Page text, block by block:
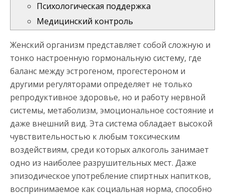
Психологическая поддержка
Медицинский контроль
Женский организм представляет собой сложную и
тонко настроенную гормональную систему, где
баланс между эстрогеном, прогестероном и
другими регуляторами определяет не только
репродуктивное здоровье, но и работу нервной
системы, метаболизм, эмоциональное состояние и
даже внешний вид. Эта система обладает высокой
чувствительностью к любым токсическим
воздействиям, среди которых алкоголь занимает
одно из наиболее разрушительных мест. Даже
эпизодическое употребление спиртных напитков,
воспринимаемое как социальная норма, способно